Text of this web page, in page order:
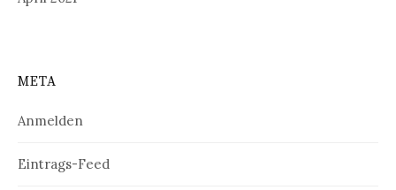
META
Anmelden
Eintrags-Feed